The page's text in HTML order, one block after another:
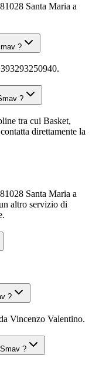
Santa Maria a
?
?
tra cui Basket,
direttamente la
Santa Maria a
altro servizio di
?
Vincenzo Valentino.
?